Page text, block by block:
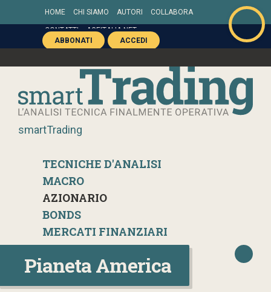
HOME CHI SIAMO AUTORI COLLABORA
CONTATTI
AGEITALIA.NET
ABBONATI
ACCEDI
smartTrading
TECNICHE D'ANALISI
MACRO
AZIONARIO
BONDS
MERCATI FINANZIARI
Pianeta America